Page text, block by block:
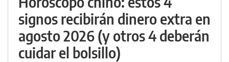
signos recibirán dinero extra en
agosto 2026 (y otros 4 deberán
cuidar el bolsillo)